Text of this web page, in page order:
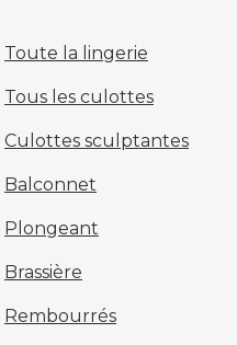
Toute la lingerie
Tous les culottes
Culottes sculptantes
Balconnet
Plongeant
Brassière
Rembourrés